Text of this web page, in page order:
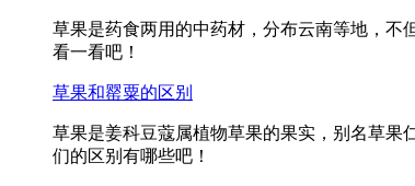
草果是药食两用的中药材，分布云南等地，不
看一看吧！
草果和罂粟的区别
草果是姜科豆蔻属植物草果的果实，别名草果
们的区别有哪些吧！